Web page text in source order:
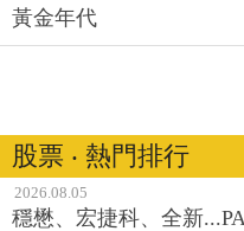
黃金年代
股票 ‧ 熱門排行
2026.08.05
穩懋、宏捷科、全新